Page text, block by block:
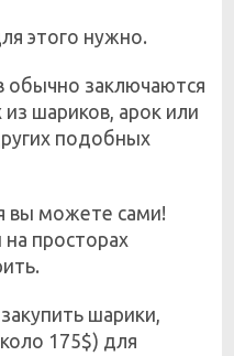
этого нужно.
заключаются
из шариков, арок или
подобных
вы можете сами!
просторах
шарики,
175$) для